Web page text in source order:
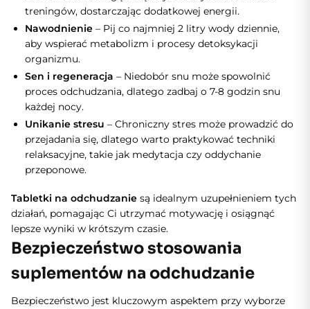
treningów, dostarczając dodatkowej energii.
Nawodnienie – Pij co najmniej 2 litry wody dziennie,
aby wspierać metabolizm i procesy detoksykacji
organizmu.
Sen i regeneracja – Niedobór snu może spowolnić
proces odchudzania, dlatego zadbaj o 7-8 godzin snu
każdej nocy.
Unikanie stresu – Chroniczny stres może prowadzić do
przejadania się, dlatego warto praktykować techniki
relaksacyjne, takie jak medytacja czy oddychanie
przeponowe.
Tabletki na odchudzanie są idealnym uzupełnieniem tych
działań, pomagając Ci utrzymać motywację i osiągnąć
lepsze wyniki w krótszym czasie.
Bezpieczeństwo stosowania
suplementów na odchudzanie
Bezpieczeństwo jest kluczowym aspektem przy wyborze